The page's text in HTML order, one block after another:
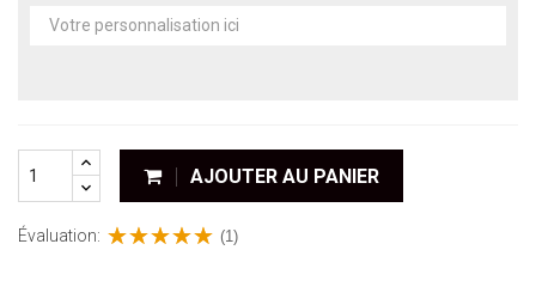
AJOUTER AU PANIER
Évaluation: (1)